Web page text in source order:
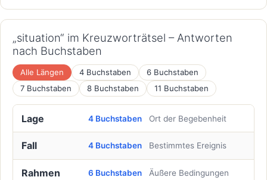
„situation“ im Kreuzworträtsel – Antworten
nach Buchstaben
Alle Längen 4 Buchstaben
6 Buchstaben
7 Buchstaben
8 Buchstaben 11 Buchstaben
Lage 4 Buchstaben Ort der Begebenheit
Fall 4 Buchstaben Bestimmtes Ereignis
Rahmen 6 Buchstaben Äußere Bedingungen